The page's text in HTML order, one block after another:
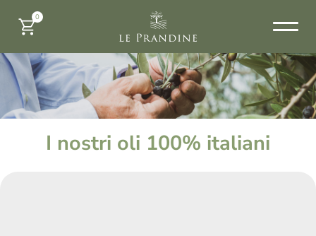
0
I nostri oli 100% italiani